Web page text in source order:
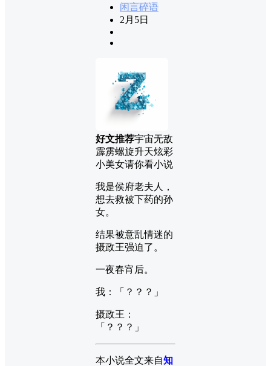
闲言碎语
2月5日
好文推荐宇宙无敌
霹雳螺旋升天炫彩
小美女请你看小说
我是侯府老夫人，
想去救被下药的孙
女。
结果被意乱情迷的
摄政王强迫了。
一夜春宵后。
我：「？？？」
摄政王：
「？？？」
本小说全文来自知